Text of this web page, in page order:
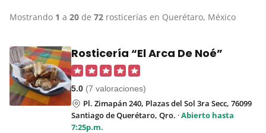
Mostrando 1 a 20 de 72 rosticerías en Querétaro, México
Rosticería “El Arca De Noé”
5.0 (7 valoraciones)
Pl. Zimapán 240, Plazas del Sol 3ra Secc, 76099
Santiago de Querétaro, Qro. ·Abierto hasta
7:25p.m.